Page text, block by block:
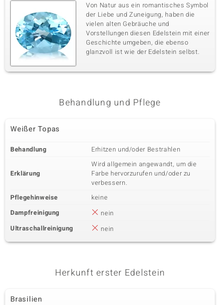
Von Natur aus ein romantisches Symbol
der Liebe und Zuneigung, haben die
vielen alten Gebräuche und
Vorstellungen diesen Edelstein mit einer
Geschichte umgeben, die ebenso
glanzvoll ist wie der Edelstein selbst.
Behandlung und Pflege
Weißer Topas
Behandlung Erhitzen und/oder Bestrahlen
Erklärung
Wird allgemein angewandt, um die
Farbe hervorzurufen und/oder zu
verbessern.
Pflegehinweise
keine
Dampfreinigung
nein
Ultraschallreinigung
nein
Herkunft erster Edelstein
Brasilien